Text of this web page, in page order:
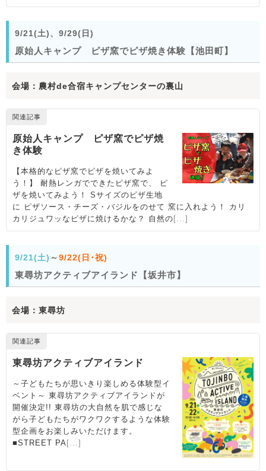
9/21(土)、9/29(日)
原始人キャンプ ピザ窯でピザ焼き体験【池田町】
会場：農村de合宿キャンプセンターの裏山
9/21(土) ～9/22(日･祝)
東尋坊アクティブアイランド【坂井市】
会場：東尋坊